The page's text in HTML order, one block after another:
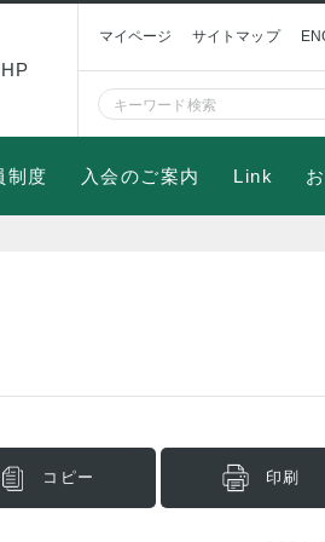
マイページ サイトマップ
制度 入会のご案内 Link
コピー 印刷